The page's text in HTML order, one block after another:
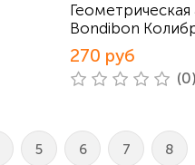
Геометрическая
Bondibon
270 руб
5 6 7 8